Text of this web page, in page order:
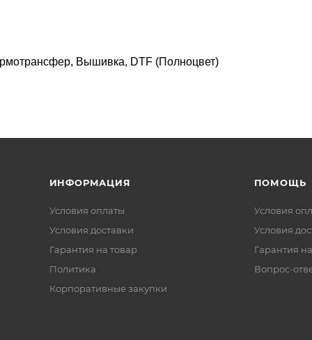
Вышивка, DTF (Полноцвет)
ИНФОРМАЦИЯ
Условия оплаты
Условия доставки
Гарантия на товар
Политика
Корпоративные закупки
ПОМОЩЬ
Условия
Условия
Гарантия
Вопрос-